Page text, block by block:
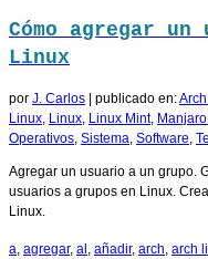
Cómo agregar
Linux
por J. Carlos publicado en:
Linux, Linux, Linux Mint,
Operativos, Sistema, Software,
Agregar un usuario a un grupo.
usuarios a grupos en Linux.
Linux.
a, agregar, al , añadir, arch, arch